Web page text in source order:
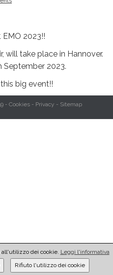
2023!!
will take place in Hannover.
September 2023.
big event!!
- Cookies - Privacy - Sitemap
all'utilizzo dei cookie. Leggi l'informativa
Rifiuto l'utilizzo dei cookie